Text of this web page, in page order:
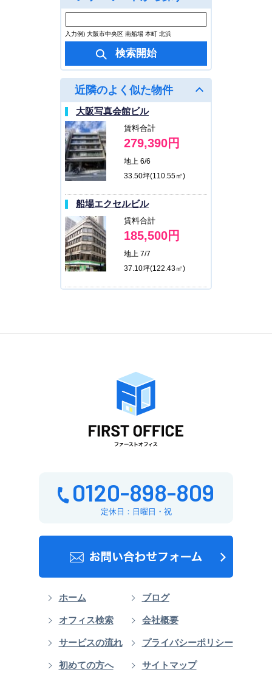
入力例) 大阪市中央区 南船場 本町 北浜
近隣のよく似た物件
大阪写真会館ビル
賃料合計
279,390円
地上 6/6
33.50坪(110.55㎡)
船場エクセルビル
賃料合計
185,500円
地上 7/7
37.10坪(122.43㎡)
33.48坪(110.484㎡)
G-TERRACE心斎橋
賃料合計
相談
G-TERRACE心斎橋
賃料合計
40.00坪(132㎡)
賃料合計
相談
0120-898-809
定休日：日曜日・祝
ホーム
オフィス検索
サービスの流れ
初めての方へ
ブログ
会社概要
プライバシーポリシー
サイトマップ